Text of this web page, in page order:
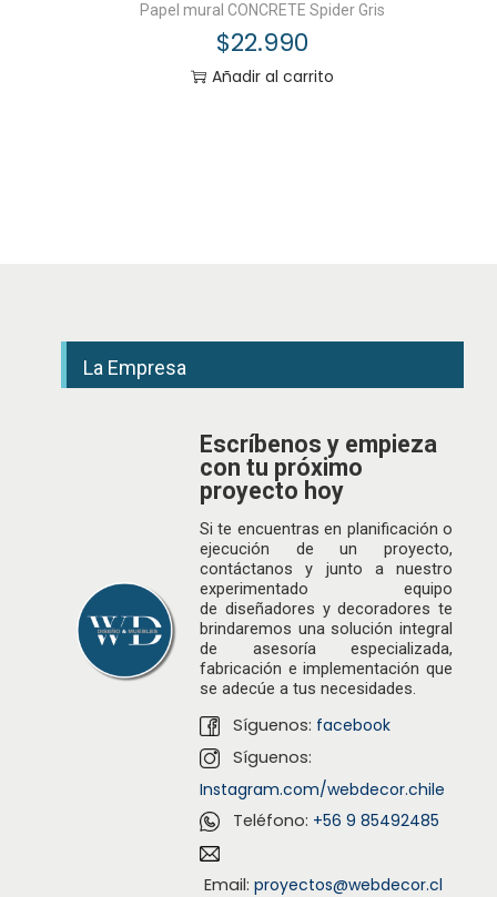
Papel mural CONCRETE Spider Gris
$22.990
Añadir al carrito
La Empresa
Escríbenos y empieza
con tu próximo
proyecto hoy
Si te encuentras en planificación o
ejecución de un proyecto,
contáctanos y junto a nuestro
experimentado equipo
de diseñadores y decoradores te
brindaremos una solución integral
de asesoría especializada,
fabricación e implementación que
se adecúe a tus necesidades.
Síguenos: facebook
Síguenos:
Instagram.com/webdecor.chile
Teléfono: +56 9 85492485
Email: proyectos@webdecor.cl